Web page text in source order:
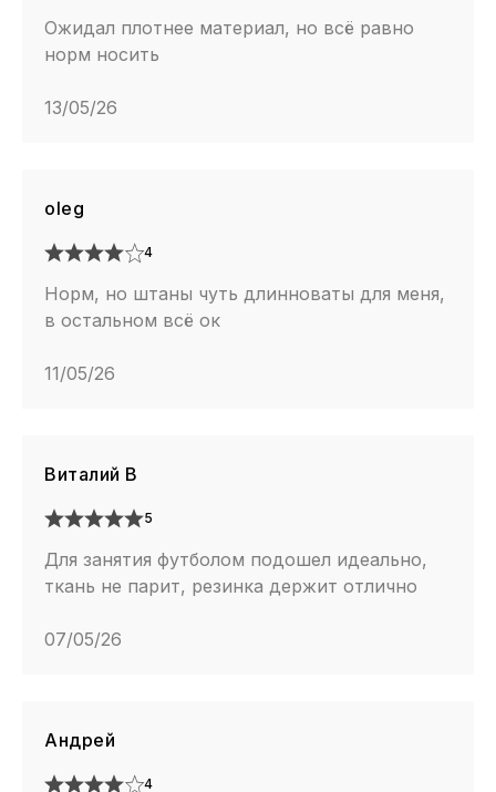
Ожидал плотнее материал, но всё равно
норм носить
13/05/26
oleg
4
Норм, но штаны чуть длинноваты для меня,
в остальном всё ок
11/05/26
Виталий В
5
Для занятия футболом подошел идеально,
ткань не парит, резинка держит отлично
07/05/26
Андрей
4